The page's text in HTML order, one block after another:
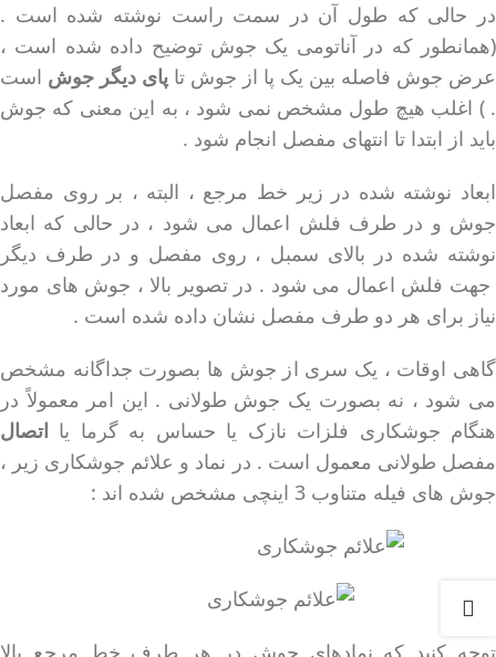
در حالی که طول آن در سمت راست نوشته شده است .
(همانطور که در آناتومی یک جوش توضیح داده شده است ،
عرض جوش فاصله بین یک پا از جوش تا پای دیگر جوش است
. ) اغلب هیچ طول مشخص نمی شود ، به این معنی که جوش
باید از ابتدا تا انتهای مفصل انجام شود .
ابعاد نوشته شده در زیر خط مرجع ، البته ، بر روی مفصل
جوش و در طرف فلش اعمال می شود ، در حالی که ابعاد
نوشته شده در بالای سمبل ، روی مفصل و در طرف دیگر
جهت فلش اعمال می شود . در تصویر بالا ، جوش های مورد
نیاز برای هر دو طرف مفصل نشان داده شده است .
گاهی اوقات ، یک سری از جوش ها بصورت جداگانه مشخص
می شود ، نه بصورت یک جوش طولانی . این امر معمولاً در
هنگام جوشکاری فلزات نازک یا حساس به گرما یا اتصال
مفصل طولانی معمول است . در نماد و علائم جوشکاری زیر ،
جوش های فیله متناوب 3 اینچی مشخص شده اند :